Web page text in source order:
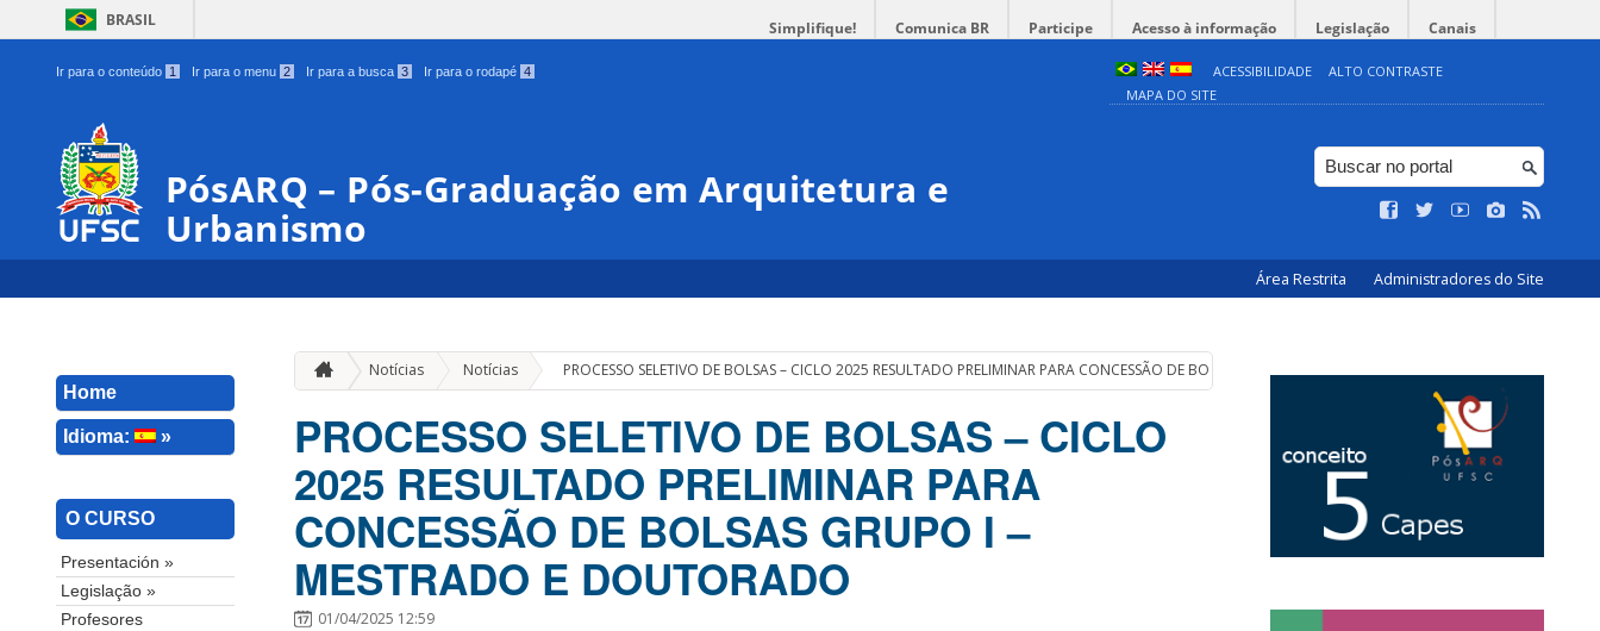
BRASIL Simplifique! Comunica BR Participe Acesso à informação Legislação Canais
Ir para o conteúdo 1 Ir para o menu 2 Ir para a busca 3 Ir para o rodapé 4 ACESSIBILIDADE
ALTO CONTRASTE
MAPA DO SITE
PósARQ – Pós-Graduação em Arquitetura e
Urbanismo
Área Restrita Administradores do Site
Home
Idioma: »
O CURSO
Presentación »
Legislação »
Profesores
Notícias Notícias » PROCESSO SELETIVO DE BOLSAS – CICLO 2025 RESULTADO PRELIMINAR PARA CONCESSÃO DE BOLSAS GRUPO I – MESTRADO E DOUTORADO
PROCESSO SELETIVO DE BOLSAS – CICLO
2025 RESULTADO PRELIMINAR PARA
CONCESSÃO DE BOLSAS GRUPO I –
MESTRADO E DOUTORADO
01/04/2025 12:59